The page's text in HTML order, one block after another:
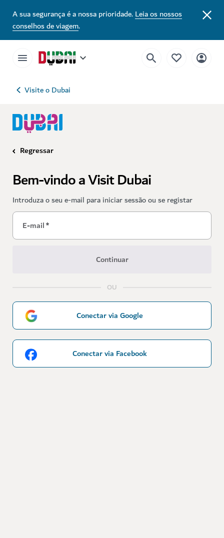
A sua segurança é a nossa prioridade.Leia os nossos
conselhos de viagem.
Visite o Dubai
Regressar
Bem-vindo a Visit Dubai
Introduza o seu e-mail para iniciar sessão ou se registar
E-mail*
Continuar
OU
Conectar via Google
Conectar via Facebook